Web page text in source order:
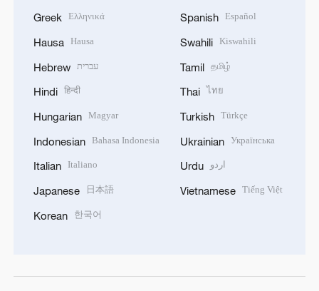
Greek Ελληνικά
Hausa Hausa
Hebrew עברית
Hindi हिन्दी
Hungarian Magyar
Indonesian Bahasa Indonesia
Italian Italiano
Japanese 日本語
Korean 한국어
Spanish Español
Swahili Kiswahili
Tamil தமிழ்
Thai ไทย
Turkish Türkçe
Ukrainian Українська
Urdu اردو
Vietnamese Tiếng Việt